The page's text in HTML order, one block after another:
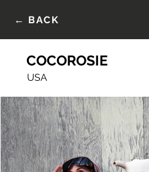
← BACK
COCOROSIE
USA